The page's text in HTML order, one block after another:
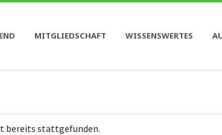
MITGLIEDSCHAFT WISSENSWERTES
bereits stattgefunden.